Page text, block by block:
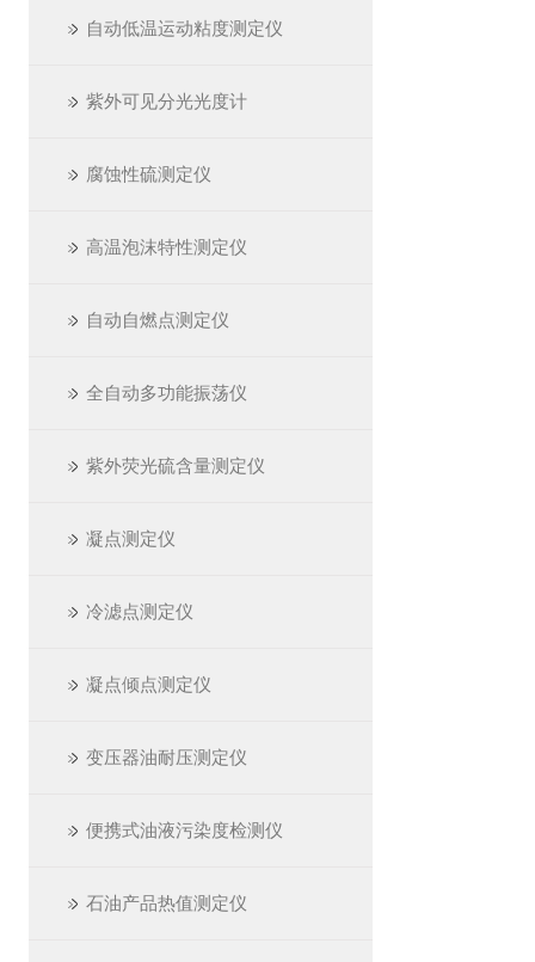
自动低温运动粘度测定仪
紫外可见分光光度计
腐蚀性硫测定仪
高温泡沫特性测定仪
自动自燃点测定仪
全自动多功能振荡仪
紫外荧光硫含量测定仪
凝点测定仪
冷滤点测定仪
凝点倾点测定仪
变压器油耐压测定仪
便携式油液污染度检测仪
石油产品热值测定仪